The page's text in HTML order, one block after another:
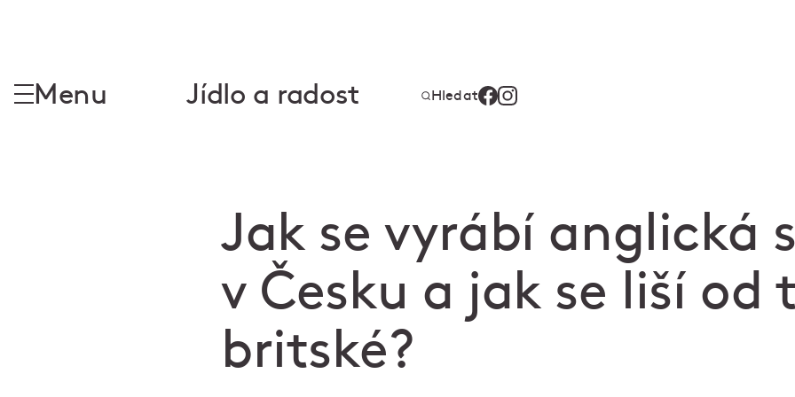
Menu Jídlo a radost Hledat
Jak se vyrábí anglická
v Česku a jak se liší od
britské?